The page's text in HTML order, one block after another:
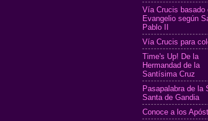
Vía Crucis basado
Evangelio según
Pablo II
Vía Crucis para
Time's Up! De la
Hermandad de la
Santísima Cruz
Pasapalabra de la
Santa de Gandia
Conoce a los